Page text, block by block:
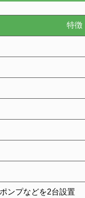
特徴
ンプなどを2台設置